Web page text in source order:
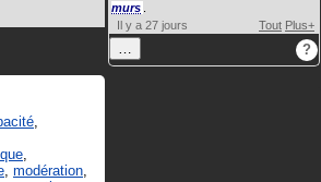
modération
murs
Il y a 27 jours
Tout Plus+
… ?